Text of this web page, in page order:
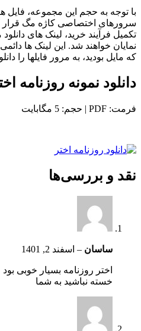
با توجه به حجم این مجموعه،
سرورهای اختصاصی کاژه مگ قرار
تکمیل فرآیند خرید، لینک های
نمایان خواهند شد. این لینک ها
که مایل بودید، به مرور فایلها را
دانلود نمونه روزنامه
فرمت: PDF | حجم: 5 مگابایت
نقد و بررسی‌ها
ساسان – اسفند 2, 1401
اختر روزنامه بسیار خوبی بود
خسته نباشید به شما